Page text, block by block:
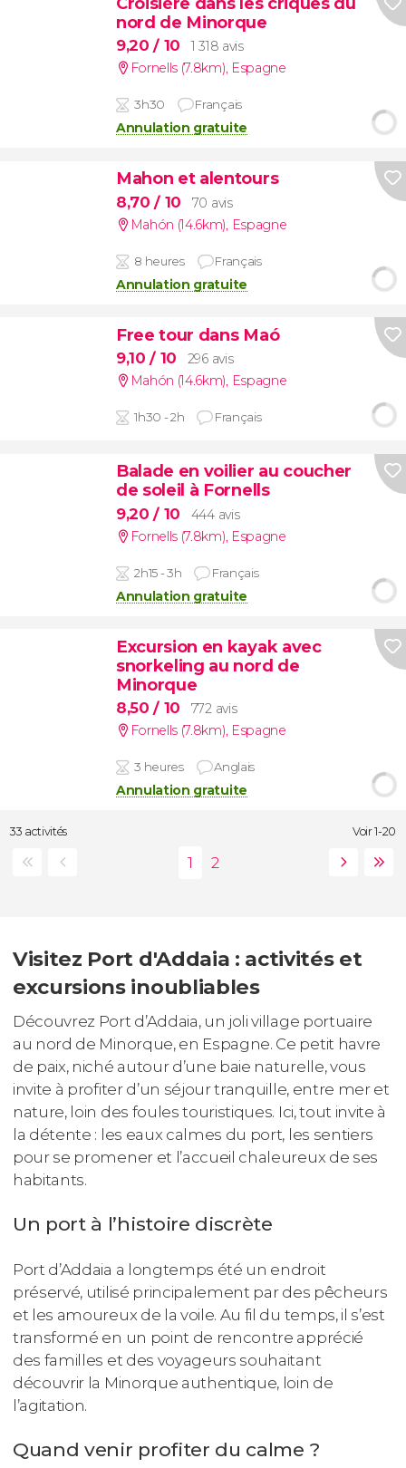
nord de Minorque
9,20/ 10
1 318 avis
Fornells (7.8km), Espagne
3h30 Français
Annulation gratuite
Mahon et alentours
8,70/ 10
70 avis
Mahón (14.6km), Espagne
8 heures Français
Annulation gratuite
Free tour dans Maó
9,10/ 10
296 avis
Mahón (14.6km), Espagne
1h30 - 2h Français
Balade en voilier au coucher
de soleil à Fornells
9,20/ 10
444 avis
Fornells (7.8km), Espagne
2h15 - 3h Français
Annulation gratuite
Excursion en kayak avec
snorkeling au nord de
Minorque
8,50/ 10
772 avis
Fornells (7.8km), Espagne
3 heures Anglais
Annulation gratuite
33 activités Voir 1-20
Visitez Port d'Addaia : activités et
excursions inoubliables
Découvrez Port d’Addaia, un joli village portuaire
au nord de Minorque, en Espagne. Ce petit havre
de paix, niché autour d’une baie naturelle, vous
invite à profiter d’un séjour tranquille, entre mer et
nature, loin des foules touristiques. Ici, tout invite à
la détente : les eaux calmes du port, les sentiers
pour se promener et l’accueil chaleureux de ses
habitants.
Un port à l’histoire discrète
Port d’Addaia a longtemps été un endroit
préservé, utilisé principalement par des pêcheurs
et les amoureux de la voile. Au fil du temps, il s’est
transformé en un point de rencontre apprécié
des familles et des voyageurs souhaitant
découvrir la Minorque authentique, loin de
l’agitation.
Quand venir profiter du calme ?